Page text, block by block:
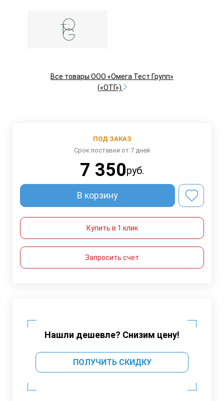
Все товары ООО «Омега Тест Групп»
(«ОТГ»)
ПОД ЗАКАЗ
Срок поставки от 7 дней
7 350руб.
В корзину
Купить в 1 клик
Запросить счет
Нашли дешевле? Снизим цену!
ПОЛУЧИТЬ СКИДКУ